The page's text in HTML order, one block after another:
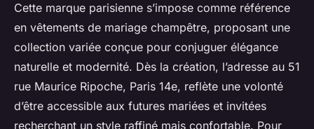
Cette marque parisienne s’impose comme référence
en vêtements de mariage champêtre, proposant une
collection variée conçue pour conjuguer élégance
naturelle et modernité. Dès la création, l’adresse au 51
rue Maurice Ripoche, Paris 14e, reflète une volonté
d’être accessible aux futures mariées et invitées
recherchant un style raffiné mais confortable. Pour